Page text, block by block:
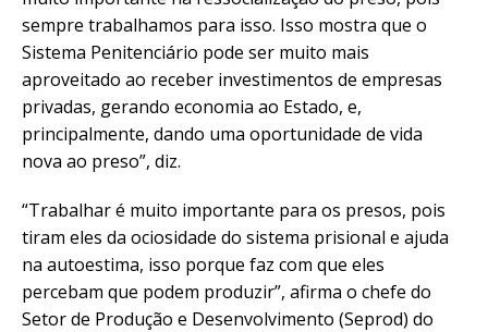
sempre trabalhamos para isso. Isso mostra que o
Sistema Penitenciário pode ser muito mais
aproveitado ao receber investimentos de empresas
privadas, gerando economia ao Estado, e,
principalmente, dando uma oportunidade de vida
nova ao preso”, diz.
“Trabalhar é muito importante para os presos, pois
tiram eles da ociosidade do sistema prisional e ajuda
na autoestima, isso porque faz com que eles
percebam que podem produzir”, afirma o chefe do
Setor de Produção e Desenvolvimento (Seprod) do